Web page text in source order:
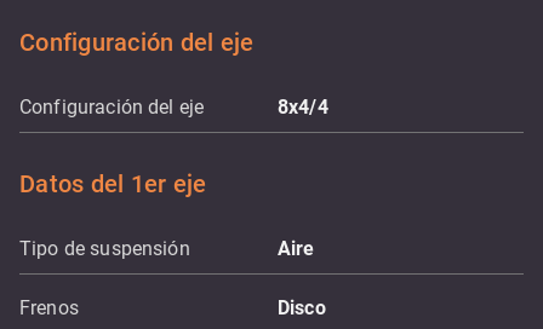
Configuración del eje
Configuración del eje 8x4/4
Datos del 1er eje
Tipo de suspensión Aire
Frenos Disco